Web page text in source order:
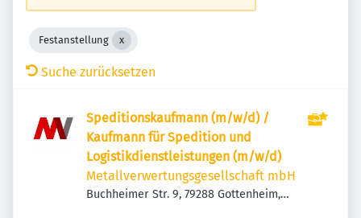
Festanstellung
Suche zurücksetzen
Speditionskaufmann (m/w/d) /
Kaufmann für Spedition und
Logistikdienstleistungen (m/w/d)
Metallverwertungsgesellschaft mbH
Buchheimer Str. 9, 79288 Gottenheim,